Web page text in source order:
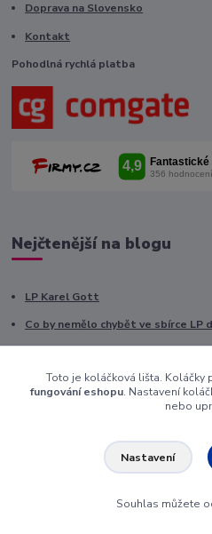
Doprava na Slovensko
Kontakt
Pohodlná rychlá platba
Nejčtenější na blogu
LP Karel Gott
Co by nemělo chybět ve sbírce LP
Jak zjistit cenu LP desek
Gramofonová akademie -
Toto je koláčková lišta. Koláčky
fungování eshopu. Nastavení
nebo
Nastavení
Souhlas můžete